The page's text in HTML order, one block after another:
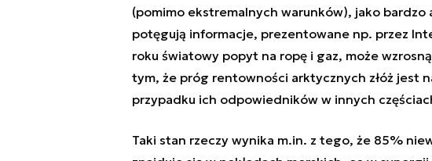
(pomimo ekstremalnych warunków), jako
potęgują informacje, prezentowane np. przez
roku światowy popyt na ropę i gaz, może
tym, że próg rentowności arktycznych złóż jest
przypadku ich odpowiedników w innych
Taki stan rzeczy wynika m.in. z tego, że 85%